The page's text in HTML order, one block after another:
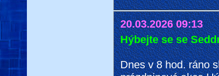
20.03.2026 09:13
Hýbejte se se
Dnes v 8 hod. ráno